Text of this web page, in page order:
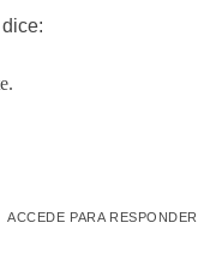
dice:
ACCEDE PARA RESPONDER